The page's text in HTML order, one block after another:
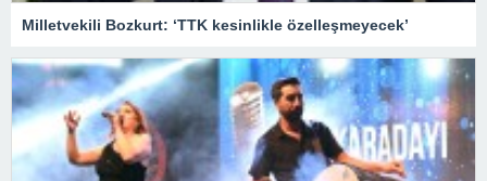
Milletvekili Bozkurt: ‘TTK kesinlikle özelleşmeyecek’